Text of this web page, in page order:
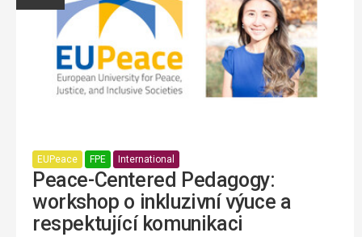
EUPeace FPE International
Peace-Centered Pedagogy:
workshop o inkluzivní výuce a
respektující komunikaci